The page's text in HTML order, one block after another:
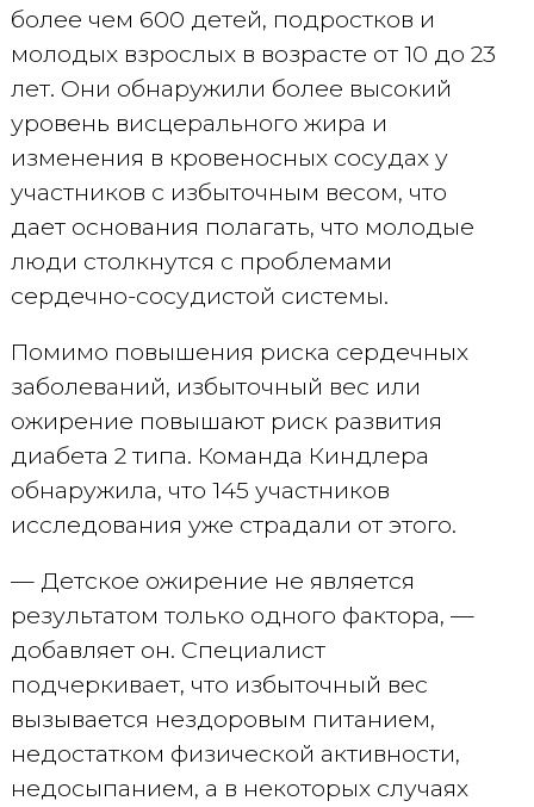
более чем 600 детей, подростков и
молодых взрослых в возрасте от 10 до 23
лет. Они обнаружили более высокий
уровень висцерального жира и
изменения в кровеносных сосудах у
участников с избыточным весом, что
дает основания полагать, что молодые
люди столкнутся с проблемами
сердечно-сосудистой системы.
Помимо повышения риска сердечных
заболеваний, избыточный вес или
ожирение повышают риск развития
диабета 2 типа. Команда Киндлера
обнаружила, что 145 участников
исследования уже страдали от этого.
— Детское ожирение не является
результатом только одного фактора, —
добавляет он. Специалист
подчеркивает, что избыточный вес
вызывается нездоровым питанием,
недостатком физической активности,
недосыпанием, а в некоторых случаях